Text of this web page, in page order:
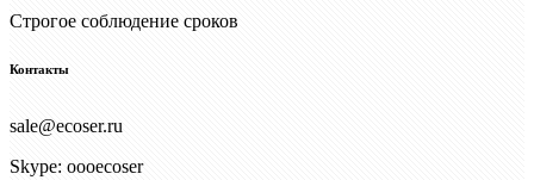
Строгое соблюдение сроков
Контакты
sale@ecoser.ru
Skype: oooecoser